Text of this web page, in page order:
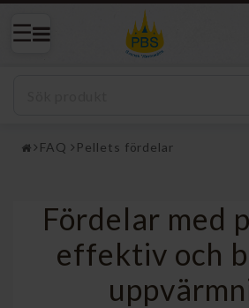
FAQ Pellets fördelar
Pellets
GUIDE OM
Fördelar med
effektiv och